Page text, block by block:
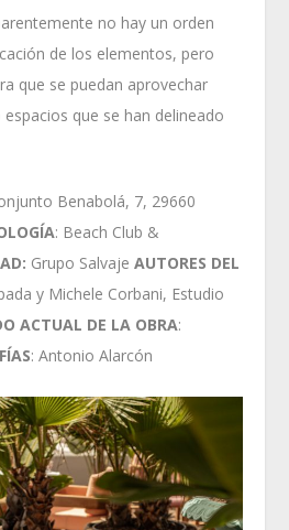
no hay un orden
de los elementos, pero
que se puedan aprovechar
que se han delineado
Benabolá, 7, 29660
: Beach Club &
Grupo SalvajeAUTORES DEL
y Michele Corbani, Estudio
ACTUAL DE LA OBRA:
: Antonio Alarcón